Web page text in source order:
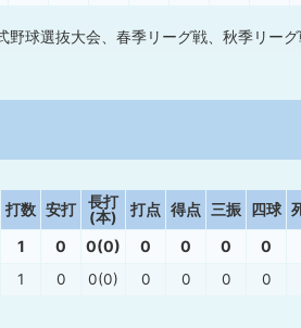
球選抜大会、春季リーグ戦、秋季リーグ
打数 安打
長打
(本)
打点 得点 三振 四球
1 0 0(0) 0 0 0 0
1 0 0(0) 0 0 0 0